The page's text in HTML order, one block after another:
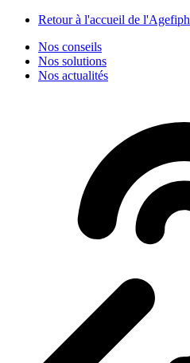
Retour à l'accueil de l'Agefiph
Nos conseils
Nos solutions
Nos actualités